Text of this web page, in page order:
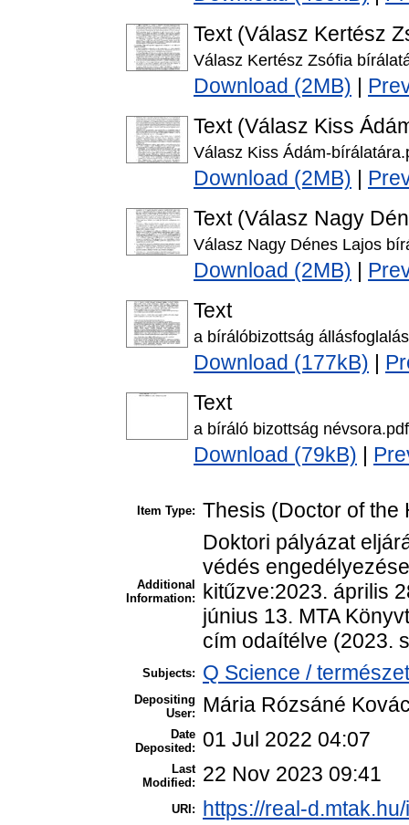
Text (Válasz Kertész
Válasz Kertész Zsófia
Download (2MB)
Text (Válasz Kiss
Válasz Kiss Ádám-
Download (2MB)
Text (Válasz Nagy
Válasz Nagy Dénes Lajos
Download (2MB)
Text
a bírálóbizottság
Download (177kB)
Text
a bíráló bizottság névsora.pdf
Download (79kB)
Item Type: Thesis (Doctor of the
Additional
Information:
Doktori pályázat
védés
kitűzve:2023. április
június 13. MTA
cím odaítélve (2023.
Subjects: Q Science /
Depositing
User:
Mária Rózsáné
Date
Deposited:
01 Jul 2022 04:07
Last
Modified:
22 Nov 2023 09:41
URI: https://real-